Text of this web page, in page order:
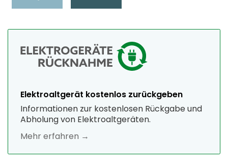
Elektroaltgerät kostenlos zurückgeben
Informationen zur kostenlosen Rückgabe und
Abholung von Elektroaltgeräten.
Mehr erfahren →